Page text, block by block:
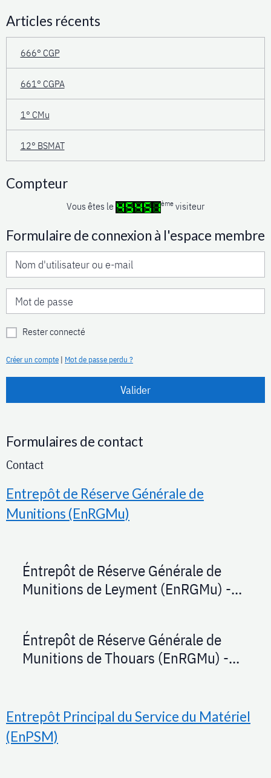
Articles récents
666° CGP
661° CGPA
1° CMu
12° BSMAT
Compteur
Vous êtes le ème visiteur
Formulaire de connexion à l'espace membre
Rester connecté
Créer un compte | Mot de passe perdu ?
Valider
Formulaires de contact
Contact
Entrepôt de Réserve Générale de
Munitions (EnRGMu)
Éntrepôt de Réserve Générale de
Munitions de Leyment (EnRGMu) -
Éntrepôt de Réserve Générale de
Munitions de Thouars (EnRGMu) -
Entrepôt Principal du Service du Matériel
(EnPSM)